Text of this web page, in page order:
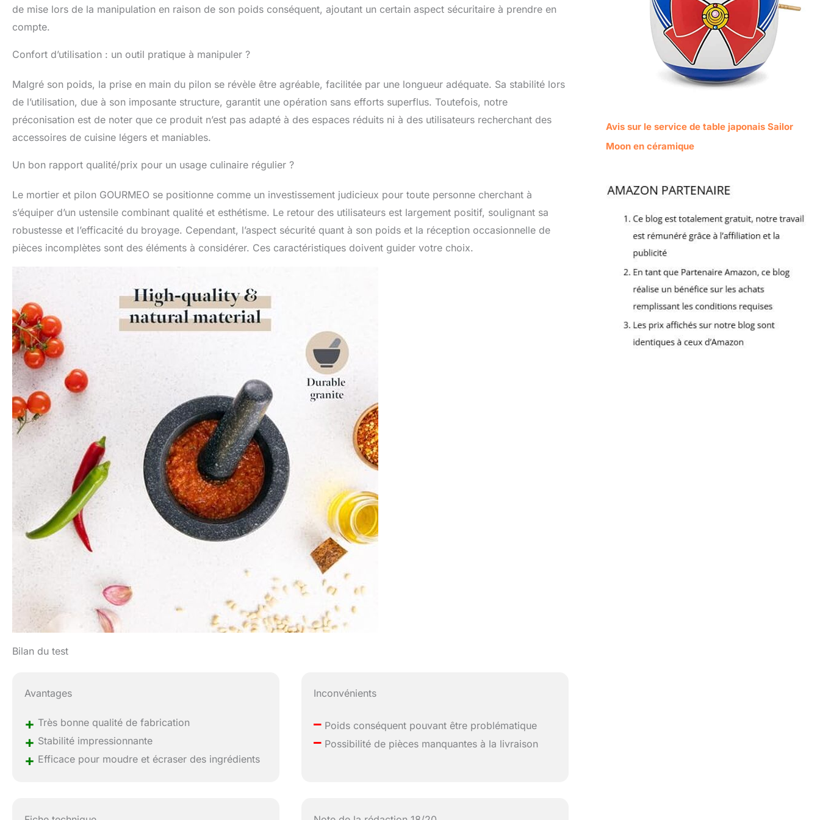
de mise lors de la manipulation en raison de son poids conséquent, ajoutant un certain aspect sécuritaire à prendre en
compte.
Confort d’utilisation : un outil pratique à manipuler ?
Malgré son poids, la prise en main du pilon se révèle être agréable, facilitée par une longueur adéquate. Sa stabilité lors
de l’utilisation, due à son imposante structure, garantit une opération sans efforts superflus. Toutefois, notre
préconisation est de noter que ce produit n’est pas adapté à des espaces réduits ni à des utilisateurs recherchant des
accessoires de cuisine légers et maniables.
Un bon rapport qualité/prix pour un usage culinaire régulier ?
Le mortier et pilon GOURMEO se positionne comme un investissement judicieux pour toute personne cherchant à
s’équiper d’un ustensile combinant qualité et esthétisme. Le retour des utilisateurs est largement positif, soulignant sa
robustesse et l’efficacité du broyage. Cependant, l’aspect sécurité quant à son poids et la réception occasionnelle de
pièces incomplètes sont des éléments à considérer. Ces caractéristiques doivent guider votre choix.
Bilan du test
Avantages
+ Très bonne qualité de fabrication
+ Stabilité impressionnante
+ Efficace pour moudre et écraser des ingrédients
Inconvénients
– Poids conséquent pouvant être problématique
– Possibilité de pièces manquantes à la livraison
Avis sur le service de table japonais Sailor
Moon en céramique